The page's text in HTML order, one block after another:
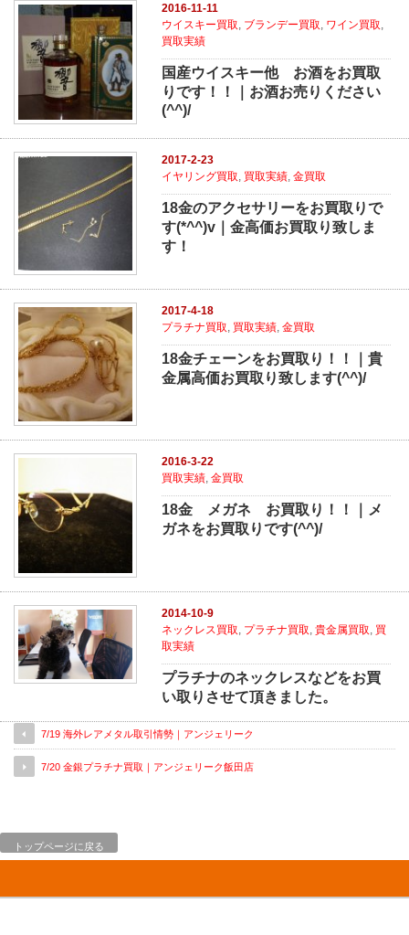
2016-11-11
ウイスキー買取, ブランデー買取, ワイン買取,
買取実績
国産ウイスキー他 お酒をお買取
りです！！｜お酒お売りください
(^^)/
2017-2-23
イヤリング買取 買取実績 ,金買取
18金のアクセサリーをお買取りで
す(*^^)v｜金高価お買取り致しま
す！
2017-4-18
プラチナ買取, 買取実績,金買取
18金チェーンをお買取り！！｜貴
金属高価お買取り致します(^^)/
2016-3-22
買取実績,金買取
18金 メガネ お買取り！！｜メ
ガネをお買取りです(^^)/
2014-10-9
ネックレス買取 プラチナ買取 ,貴金属買取 買
取実績
プラチナのネックレスなどをお買
い取りさせて頂きました。
7/19 海外レアメタル取引情勢｜アンジェリーク
7/20 金銀プラチナ買取｜アンジェリーク飯田店
トップページに戻る